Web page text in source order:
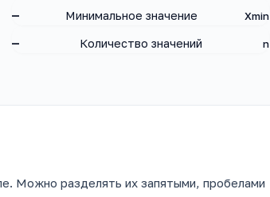
— Минимальное значение Xmin
— Количество значений n
Можно разделять их запятыми, пробелами